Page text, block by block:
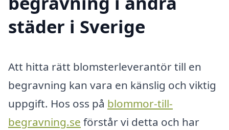
städer i Sverige
Att hitta rätt blomsterleverantör till en
begravning kan vara en känslig och viktig
uppgift. Hos oss på blommor-till-
begravning.se förstår vi detta och har